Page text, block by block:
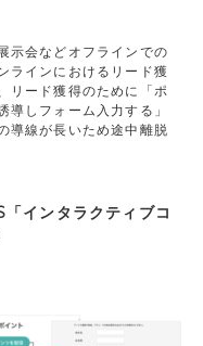
示会などオフラインでの
ラインにおけるリード獲
リード獲得のために「ポ
導しフォーム入力する」
導線が長いため途中離脱
インタラクティブコ